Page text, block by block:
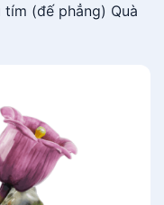
(đế phẳng) Quà